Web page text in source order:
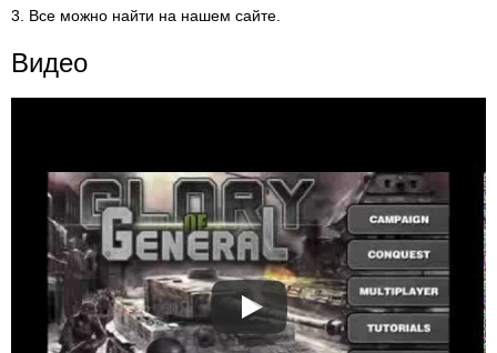
3. Все можно найти на нашем сайте.
Видео